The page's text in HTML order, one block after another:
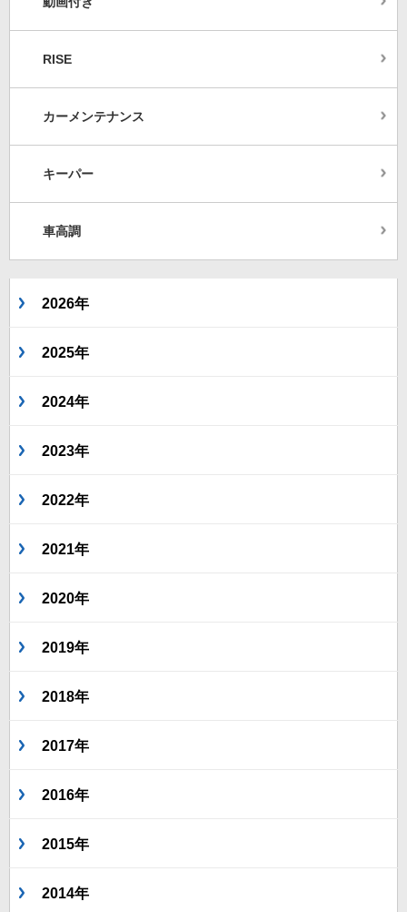
RISE
カーメンテナンス
キーパー
車高調
2026年
2025年
2024年
2023年
2022年
2021年
2020年
2019年
2018年
2017年
2016年
2015年
2014年